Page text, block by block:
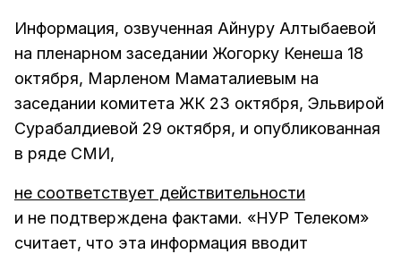
Информация, озвученная Айнуру Алтыбаевой
на пленарном заседании Жогорку Кенеша 18
октября, Марленом Маматалиевым на
заседании комитета ЖК 23 октября, Эльвирой
Сурабалдиевой 29 октября, и опубликованная
в ряде СМИ,
не соответствует действительности
и не подтверждена фактами. «НУР Телеком»
считает, что эта информация вводит